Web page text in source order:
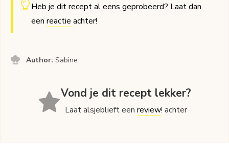
Heb je dit recept al eens geprobeerd? Laat dan
een reactie achter!
Author:Sabine
Vond je dit recept lekker?
Laat alsjeblieft eenreview! achter